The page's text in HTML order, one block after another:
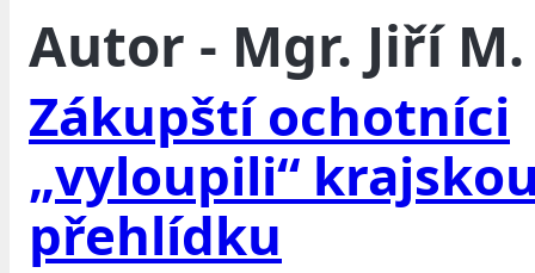
Autor - Mgr. Jiří
Zákupští ochotníci
„vyloupili“
přehlídku